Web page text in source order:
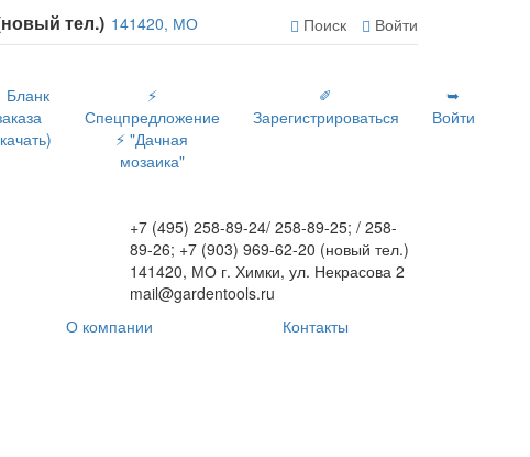
тел.) 141420, МО
Поиск Войти
Бланк
⚡
Спецпредложение
⚡ "Дачная
мозаика"
✐
Зарегистрироваться
➥
Войти
+7 (495) 258-89-24/ 258-89-25; / 258-
89-26; +7 (903) 969-62-20 (новый тел.)
141420, МО г. Химки, ул. Некрасова 2
mail@gardentools.ru
О компании Контакты